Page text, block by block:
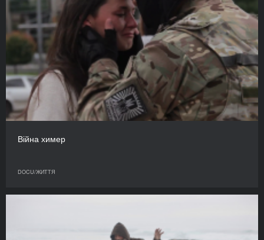
Війна химер
DOCU/ЖИТТЯ